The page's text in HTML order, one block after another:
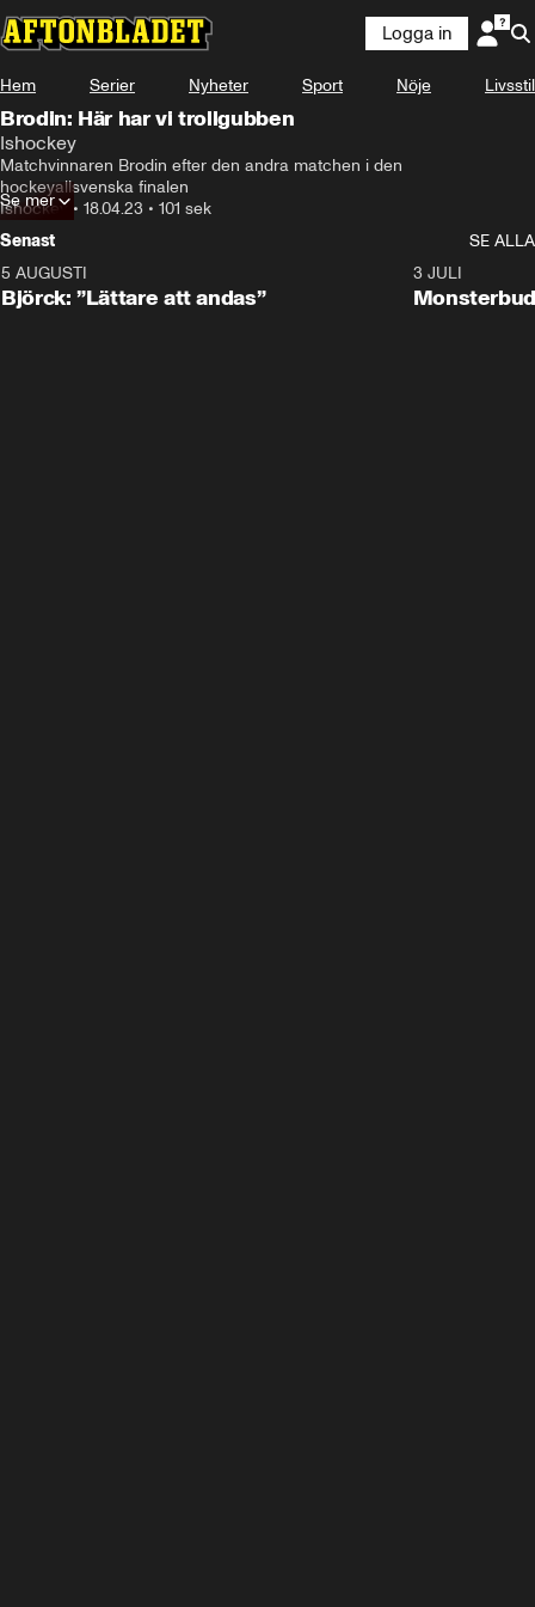
Logga in
Hem Serier Nyheter Sport Nöje Livsstil
Brodin: Här har vi trollgubben
Ishockey
Matchvinnaren Brodin efter den andra matchen i den
hockeyallsvenska finalen
Ishockey• 18.04.23 • 101 sek
Se mer
Senast
SE ALLA
5 AUGUSTI
Björck: ”Lättare att andas”
3 JULI